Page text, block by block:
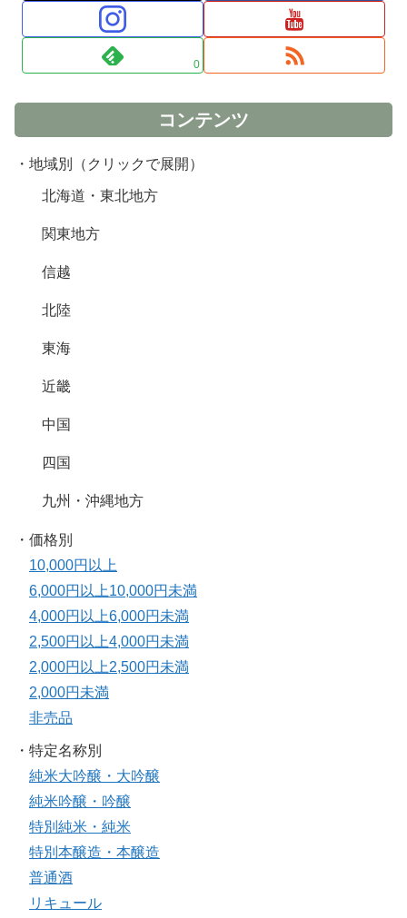
0
コンテンツ
・地域別（クリックで展開）
北海道・東北地方
関東地方
信越
北陸
東海
近畿
中国
四国
九州・沖縄地方
・価格別
10,000円以上
6,000円以上10,000円未満
4,000円以上6,000円未満
2,500円以上4,000円未満
2,000円以上2,500円未満
2,000円未満
非売品
・特定名称別
純米大吟醸・大吟醸
純米吟醸・吟醸
特別純米・純米
特別本醸造・本醸造
普通酒
リキュール